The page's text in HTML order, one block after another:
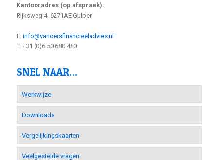
Kantooradres (op afspraak):
Rijksweg 4, 6271AE Gulpen
E. info@vanoersfinancieeladvies.nl
T. +31 (0)6 50 680 480
SNEL NAAR…
Werkwijze
Downloads
Vergelijkingskaarten
Veelgestelde vragen